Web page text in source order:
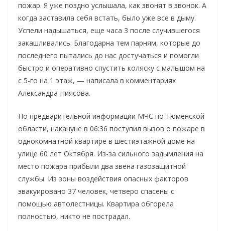
пожар. Я уже поздно услышала, как звонят в звонок. А
когда заставила себя встать, было уже все в дыму.
Успели надышаться, еще часа 3 после случившегося
закашливались. Благодарна тем парням, которые до
последнего пытались до нас достучаться и помогли
быстро и оперативно спустить коляску с малышом на
с 5-го на 1 этаж, — написала в комментариях
Александра Ниясова.
По предварительной информации МЧС по Тюменской
области, накануне в 06:36 поступил вызов о пожаре в
однокомнатной квартире в шестиэтажной доме на
улице 60 лет Октября. Из-за сильного задымления на
место пожара прибыли два звена газозащитной
службы. Из зоны воздействия опасных факторов
эвакуировано 37 человек, четверо спасены с
помощью автолестницы. Квартира обгорела
полностью, никто не пострадал.